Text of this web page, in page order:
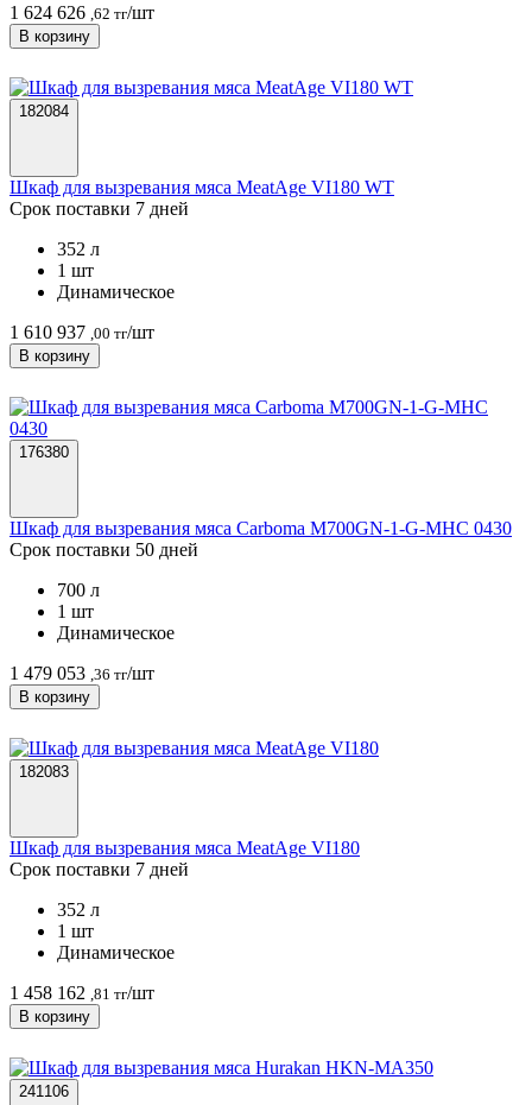
1 624 626 ,62 тг/шт
В корзину
182084
Шкаф для вызревания мяса MeatAge VI180 WT
Срок поставки 7 дней
352 л
1 шт
Динамическое
1 610 937 ,00 тг/шт
В корзину
176380
Шкаф для вызревания мяса Carboma M700GN-1-G-MHC 0430
Срок поставки 50 дней
700 л
1 шт
Динамическое
1 479 053 ,36 тг/шт
В корзину
182083
Шкаф для вызревания мяса MeatAge VI180
Срок поставки 7 дней
352 л
1 шт
Динамическое
1 458 162 ,81 тг/шт
В корзину
241106